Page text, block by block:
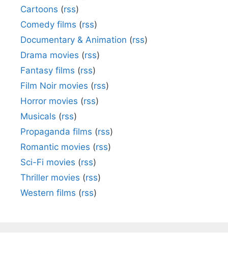
Cartoons (rss)
Comedy films (rss)
Documentary & Animation (rss)
Drama movies (rss)
Fantasy films (rss)
Film Noir movies (rss)
Horror movies (rss)
Musicals (rss)
Propaganda films (rss)
Romantic movies (rss)
Sci-Fi movies (rss)
Thriller movies (rss)
Western films (rss)